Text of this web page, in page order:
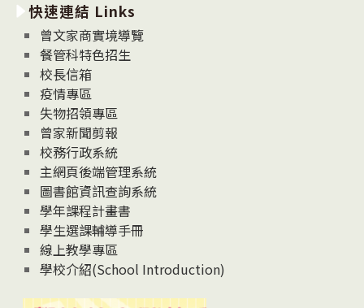
消
息
News
快速連結 Links
曾文家商實境導覽
餐管科特色招生
校長信箱
疫情專區
失物招領專區
曾家新聞剪報
校務行政系統
主網頁後端管理系統
圖書館資訊查詢系統
學年課程計畫書
學生選課輔導手冊
線上教學專區
學校介紹(School Introduction)